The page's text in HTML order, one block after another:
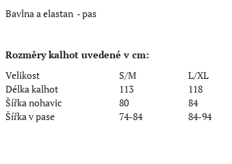
Bavlna a elastan - pas
Rozměry kalhot uvedené v cm:
Velikost
S/M
L/XL
Délka kalhot
113
118
Šířka nohavic
80
84
Šířka v pase
74-84 84-94